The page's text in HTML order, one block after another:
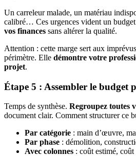
Un carreleur malade, un matériau
calibré… Ces urgences vident un budget
vos finances sans altérer la qualité.
Attention : cette marge sert aux
périmètre. Elle démontre votre
projet.
Étape 5 : Assembler le budget
Temps de synthèse. Regroupez toutes
document clair. Comment structurer ce
Par catégorie : main d’œuvre,
Par phase : démolition,
Avec colonnes : coût estimé, coût